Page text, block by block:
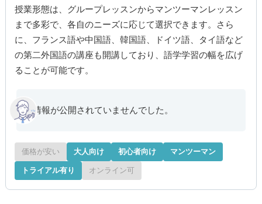
授業形態は、グループレッスンからマンツーマンレッスン
まで多彩で、各自のニーズに応じて選択できます。さら
に、フランス語や中国語、韓国語、ドイツ語、タイ語など
の第二外国語の講座も開講しており、語学学習の幅を広げ
ることが可能です。
情報が公開されていませんでした。
価格が安い 大人向け 初心者向け マンツーマン
トライアル有り オンライン可